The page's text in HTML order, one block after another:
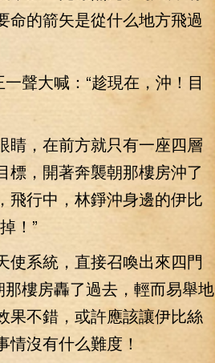
命的箭矢是從什么地方飛過
聲大喊：“趁現在，沖！目
，在前方就只有一座四層
標，開著奔襲朝那樓房沖了
飛行中，林錚沖身邊的伊比
！”
系統，直接召喚出來四門
樓房轟了過去，輕而易舉地
果不錯，或許應該讓伊比絲
沒有什么難度！